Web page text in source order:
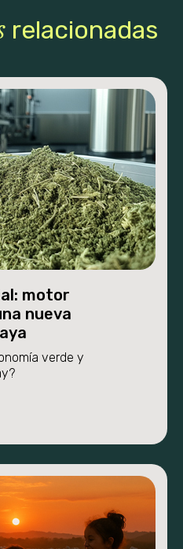
relacionadas
motor
nueva
verde y